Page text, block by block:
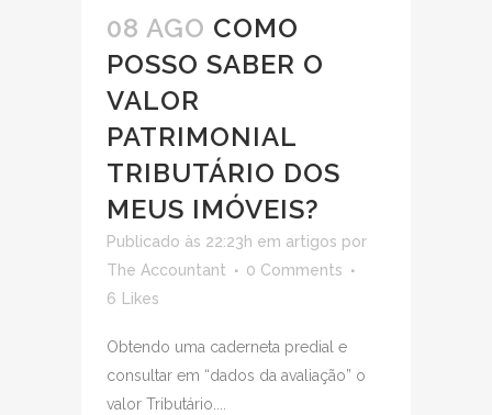
08 AGO COMO
POSSO SABER O
VALOR
PATRIMONIAL
TRIBUTÁRIO DOS
MEUS IMÓVEIS?
Publicado às 22:23h em artigos por
The Accountant
0 Comments
6 Likes
Obtendo uma caderneta predial e
consultar em “dados da avaliação” o
valor Tributário....